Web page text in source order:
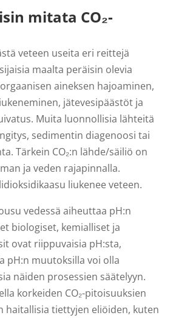
mitata CO₂-
veteen useita eri reittejä
maalta peräisin olevia
aineksen hajoaminen,
jätevesipäästöt ja
Muita luonnollisia lähteitä
sedimentin diagenoosi tai
Tärkein CO₂:n lähde/säiliö on
ja veden rajapinnalla.
liukenee veteen.
vedessä aiheuttaa pH:n
biologiset, kemialliset ja
ovat riippuvaisia pH:sta,
pH:n muutoksilla voi olla
näiden prosessien säätelyyn.
korkeiden CO₂-pitoisuuksien
haitallisia tiettyjen eliöiden, kuten